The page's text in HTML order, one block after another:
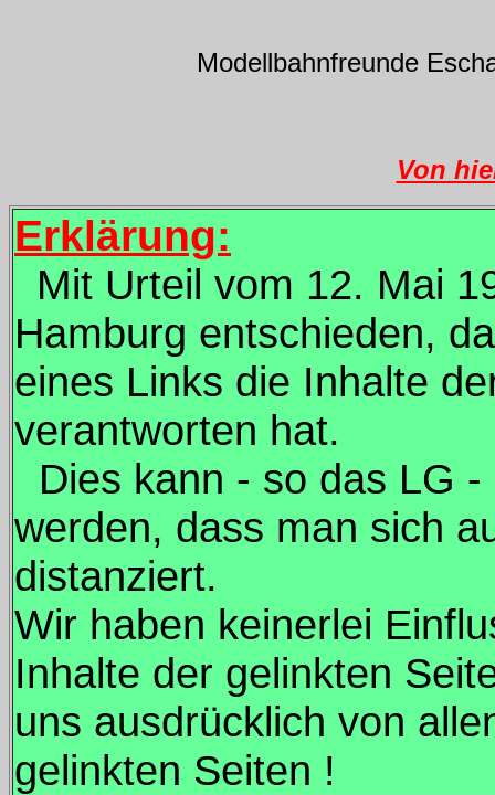
Modellbahnfreunde
Von
Erklärung:
Mit Urteil vom 12. Mai
Hamburg entschieden,
eines Links die Inhalte
verantworten hat.
Dies kann - so das LG
werden, dass man sich
distanziert.
Wir haben keinerlei
Inhalte der gelinkten
uns ausdrücklich von
gelinkten Seiten !